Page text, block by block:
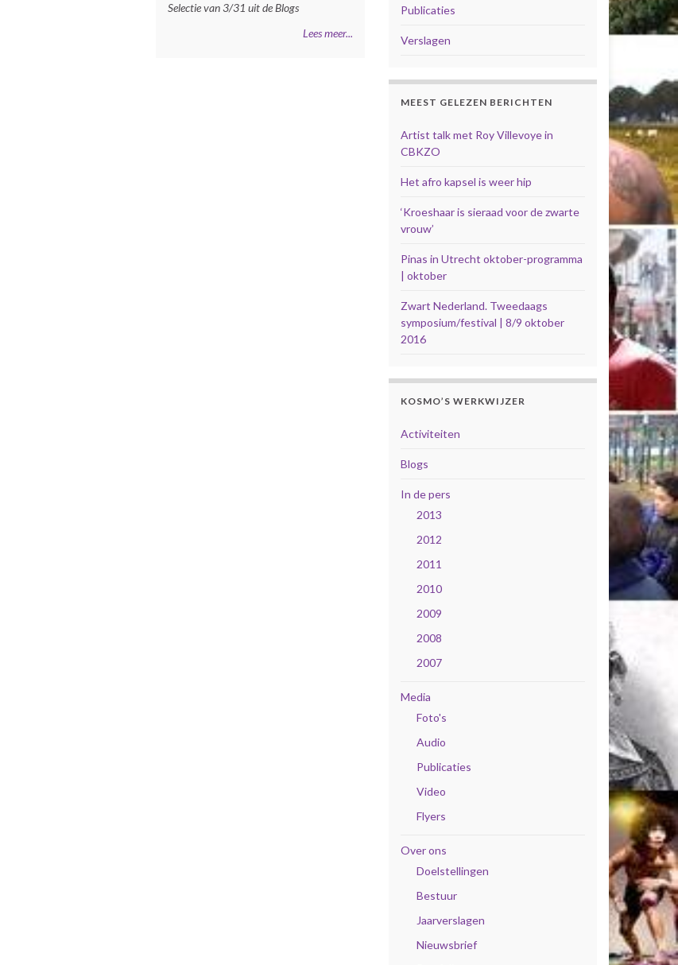
Selectie van 3/31 uit de Blogs
Lees meer...
Publicaties
Verslagen
MEEST GELEZEN BERICHTEN
Artist talk met Roy Villevoye in
CBKZO
Het afro kapsel is weer hip
‘Kroeshaar is sieraad voor de zwarte
vrouw’
Pinas in Utrecht oktober-programma
| oktober
Zwart Nederland. Tweedaags
symposium/festival | 8/9 oktober
2016
KOSMO’S WERKWIJZER
Activiteiten
Blogs
In de pers
2013
2012
2011
2010
2009
2008
2007
Media
Foto's
Audio
Publicaties
Video
Flyers
Over ons
Doelstellingen
Bestuur
Jaarverslagen
Nieuwsbrief